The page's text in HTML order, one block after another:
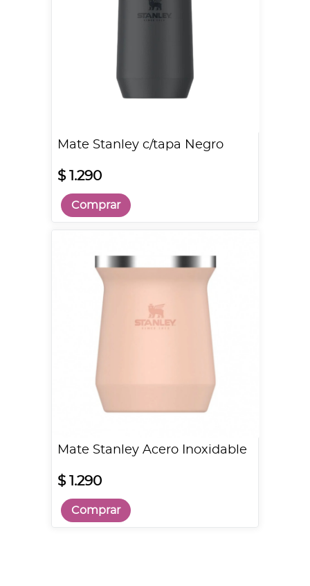
Mate Stanley c/tapa Negro
$ 1.290
Comprar
Mate Stanley Acero Inoxidable
$ 1.290
Comprar